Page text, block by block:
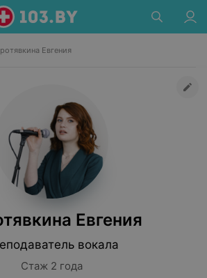
Евгения
Евгения
вокала
Стаж 2 года